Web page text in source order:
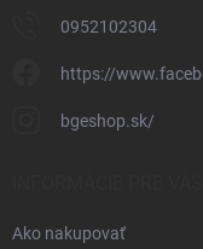
0952102304
https://
bgeshop.sk/
Ako nakupovať